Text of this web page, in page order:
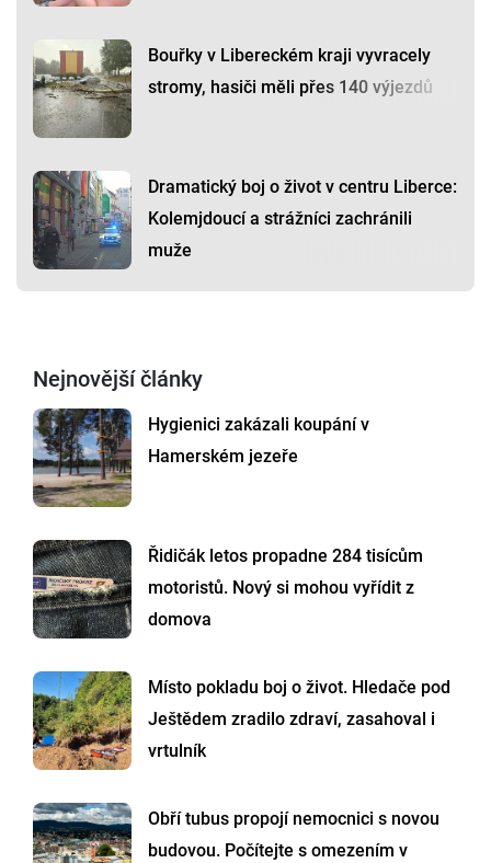
Bouřky v Libereckém kraji vyvracely
stromy, hasiči měli přes 140 výjezdů
Dramatický boj o život v centru Liberce:
Kolemjdoucí a strážníci zachránili
muže
Nejnovější články
Hygienici zakázali koupání v
Hamerském jezeře
Řidičák letos propadne 284 tisícům
motoristů. Nový si mohou vyřídit z
domova
Místo pokladu boj o život. Hledače pod
Ještědem zradilo zdraví, zasahoval i
vrtulník
Obří tubus propojí nemocnici s novou
budovou. Počítejte s omezením v